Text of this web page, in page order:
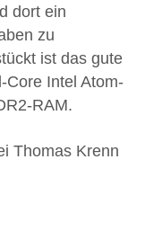
dort ein
zu
ist das gute
Core Intel Atom-
RAM.
Thomas Krenn